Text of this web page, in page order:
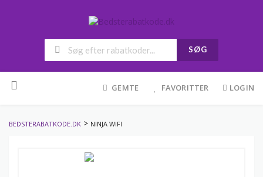
SØG
to
GEMTE FAVORITTER LOGIN
BEDSTERABATKODE.DK > NINJA WIFI